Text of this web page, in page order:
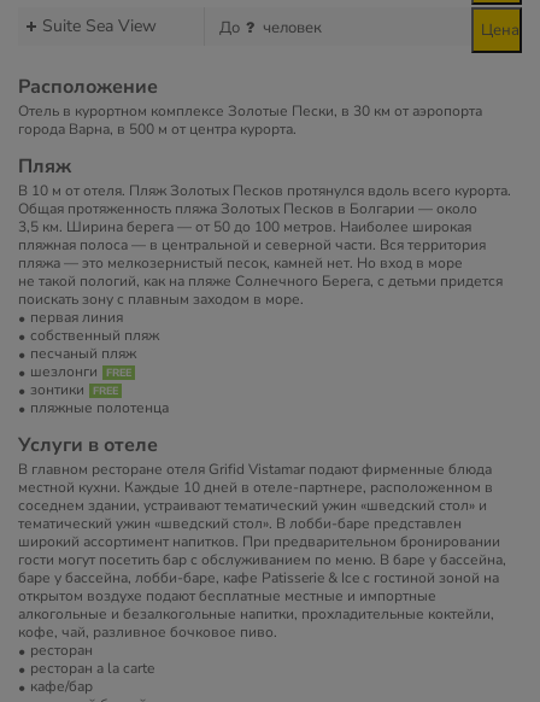
Suite Sea View До человек Цена
Расположение
Отель в курортном комплексе Золотые Пески, в 30 км от аэропорта
города Варна, в 500 м от центра курорта.
Пляж
В 10 м от отеля. Пляж Золотых Песков протянулся вдоль всего курорта.
Общая протяженность пляжа Золотых Песков в Болгарии — около
3,5 км. Ширина берега — от 50 до 100 метров. Наиболее широкая
пляжная полоса — в центральной и северной части. Вся территория
пляжа — это мелкозернистый песок, камней нет. Но вход в море
не такой пологий, как на пляже Солнечного Берега, с детьми придется
поискать зону с плавным заходом в море.
первая линия
собственный пляж
песчаный пляж
шезлонги
зонтики
пляжные полотенца
Услуги в отеле
В главном ресторане отеля Grifid Vistamar подают фирменные блюда
местной кухни. Каждые 10 дней в отеле-партнере, расположенном в
соседнем здании, устраивают тематический ужин «шведский стол» и
тематический ужин «шведский стол». В лобби-баре представлен
широкий ассортимент напитков. При предварительном бронировании
гости могут посетить бар с обслуживанием по меню. В баре у бассейна,
баре у бассейна, лобби-баре, кафе Patisserie & Ice с гостиной зоной на
открытом воздухе подают бесплатные местные и импортные
алкогольные и безалкогольные напитки, прохладительные коктейли,
кофе, чай, разливное бочковое пиво.
ресторан
ресторан a la carte
кафе/бар